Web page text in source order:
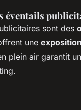
éventails
sont des
une
plein air garantit